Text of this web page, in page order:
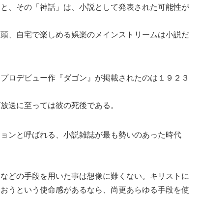
、その「神話」は、小説として発表された可能性が
、自宅で楽しめる娯楽のメインストリームは小説だ
ロデビュー作『ダゴン』が掲載されたのは１９２３
送に至っては彼の死後である。
ンと呼ばれる、小説雑誌が最も勢いのあった時代
どの手段を用いた事は想像に難くない。キリストに
うという使命感があるなら、尚更あらゆる手段を使